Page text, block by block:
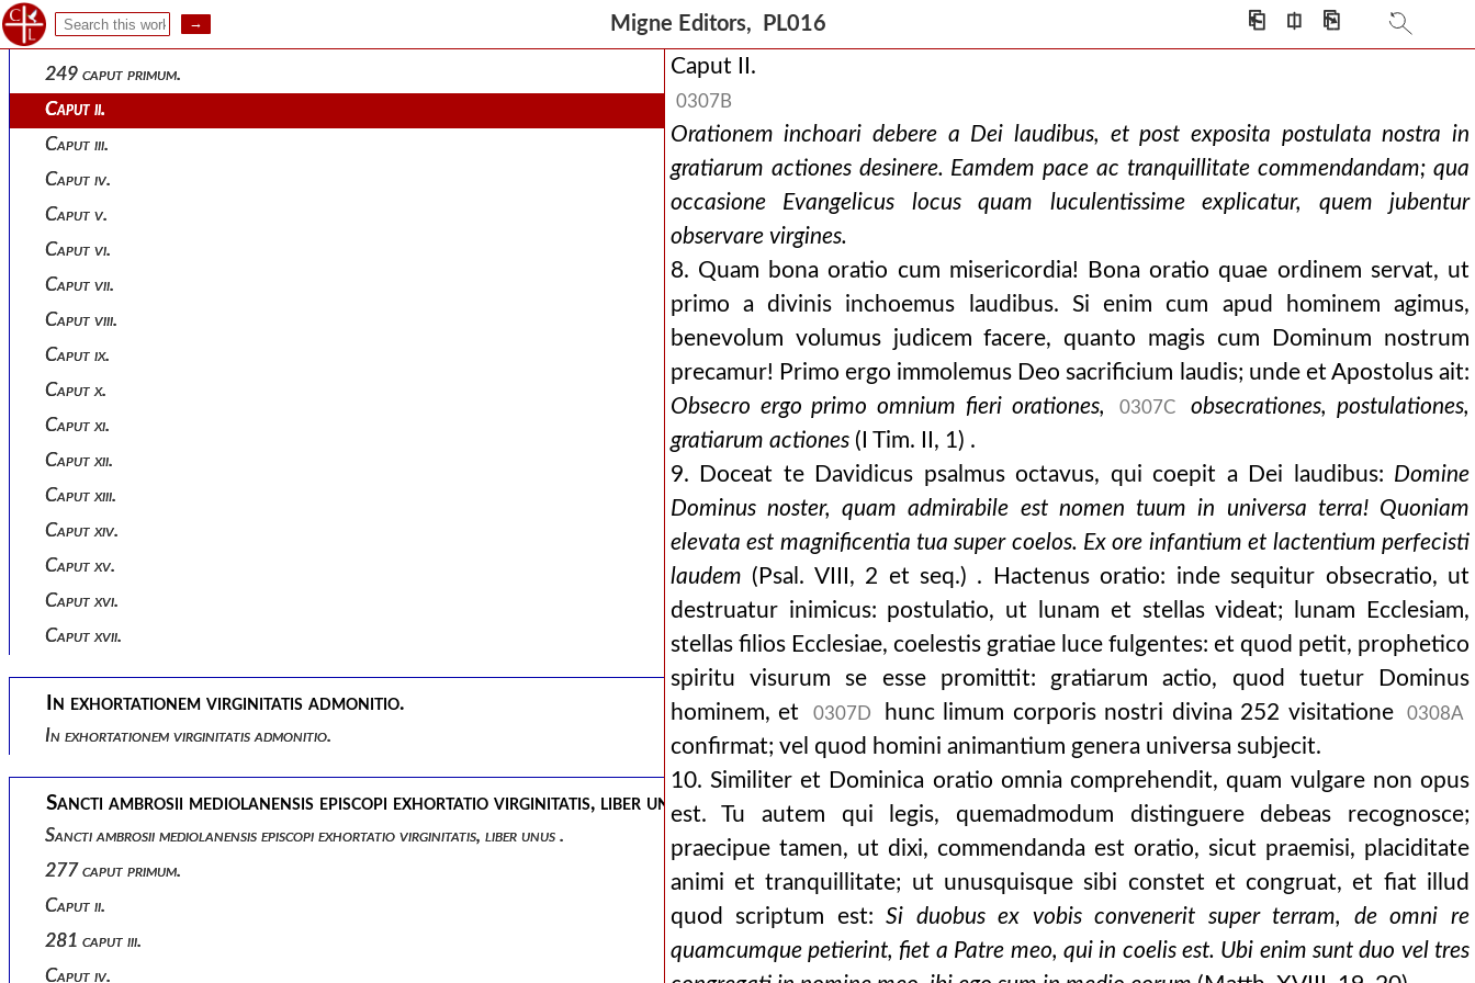
Migne Editors, PL016 ⎗ ⎅ ⎘
Sancti ambrosii mediolanensis episcopi de institutione virginis et s. mariae virginitate perpetua ad eusebium. liber unus .
Sancti ambrosii mediolanensis episcopi de institutione virginis et s. mariae virginitate perpetua ad eusebium. liber unus .
249 caput primum.
Caput ii.
Caput iii.
Caput iv.
Caput v.
Caput vi.
Caput vii.
Caput viii.
Caput ix.
Caput x.
Caput xi.
Caput xii.
Caput xiii.
Caput xiv.
Caput xv.
Caput xvi.
Caput xvii.
In exhortationem virginitatis admonitio.
In exhortationem virginitatis admonitio.
Sancti ambrosii mediolanensis episcopi exhortatio virginitatis, liber unus .
Sancti ambrosii mediolanensis episcopi exhortatio virginitatis, liber unus .
277 caput primum.
Caput ii.
281 caput iii.
Caput iv.
Caput II.
0307B
Orationem inchoari debere a Dei laudibus, et post exposita postulata nostra in
gratiarum actiones desinere. Eamdem pace ac tranquillitate commendandam; qua
occasione Evangelicus locus quam luculentissime explicatur, quem jubentur
observare virgines.
8. Quam bona oratio cum misericordia! Bona oratio quae ordinem servat, ut
primo a divinis inchoemus laudibus. Si enim cum apud hominem agimus,
benevolum volumus judicem facere, quanto magis cum Dominum nostrum
precamur! Primo ergo immolemus Deo sacrificium laudis; unde et Apostolus ait:
Obsecro ergo primo omnium fieri orationes,
0307C
obsecrationes, postulationes,
gratiarum actiones(I Tim. II, 1) .
9. Doceat te Davidicus psalmus octavus, qui coepit a Dei laudibus: Domine
Dominus noster, quam admirabile est nomen tuum in universa terra! Quoniam
elevata est magnificentia tua super coelos. Ex ore infantium et lactentium perfecisti
laudem (Psal. VIII, 2 et seq.) . Hactenus oratio: inde sequitur obsecratio, ut
destruatur inimicus: postulatio, ut lunam et stellas videat; lunam Ecclesiam,
stellas filios Ecclesiae, coelestis gratiae luce fulgentes: et quod petit, prophetico
spiritu visurum se esse promittit: gratiarum actio, quod tuetur Dominus
hominem, et
0307D hunc limum corporis nostri divina 252 visitatione 0308A
confirmat; vel quod homini animantium genera universa subjecit.
10. Similiter et Dominica oratio omnia comprehendit, quam vulgare non opus
est. Tu autem qui legis, quemadmodum distinguere debeas recognosce;
praecipue tamen, ut dixi, commendanda est oratio, sicut praemisi, placiditate
animi et tranquillitate; ut unusquisque sibi constet et congruat, et fiat illud
quod scriptum est:Si duobus ex vobis convenerit super terram, de omni re
quamcumque petierint, fiet a Patre meo, qui in coelis est. Ubi enim sunt duo vel tres